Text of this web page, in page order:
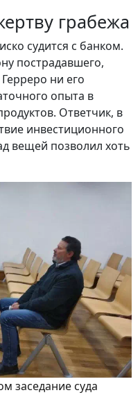
грабежа
судится с банком.
пострадавшего,
ни его
опыта в
Ответчик, в
инвестиционного
вещей позволил хоть
заседание суда